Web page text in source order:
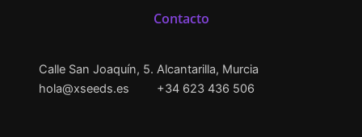
Contacto
Calle San Joaquín, 5. Alcantarilla, Murcia
hola@xseeds.es
+34 623 436 506